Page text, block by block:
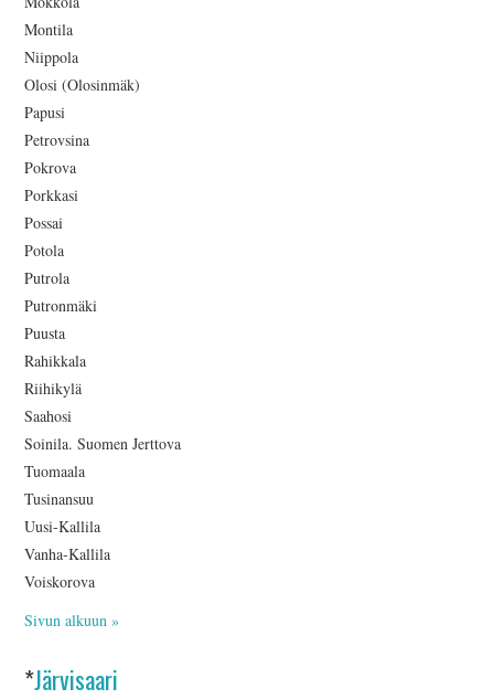
Montila
Niippola
Olosi (Olosinmäk)
Papusi
Petrovsina
Pokrova
Porkkasi
Possai
Potola
Putrola
Putronmäki
Puusta
Rahikkala
Riihikylä
Saahosi
Soinila. Suomen Jerttova
Tuomaala
Tusinansuu
Uusi-Kallila
Vanha-Kallila
Voiskorova
Sivun alkuun »
*Järvisaari